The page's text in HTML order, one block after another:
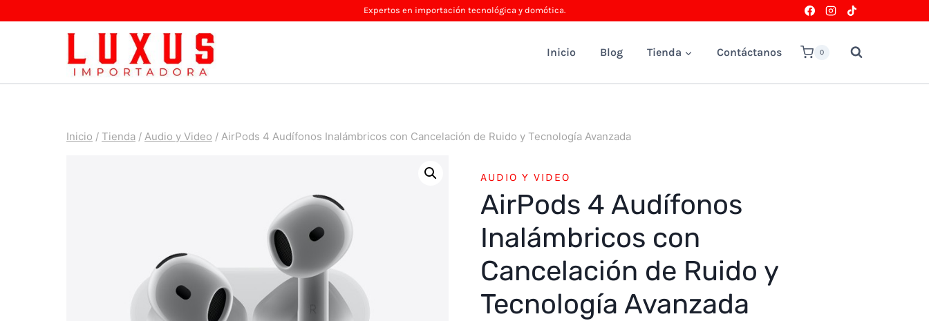
Expertos en importación tecnológica y domótica.
Inicio Blog Tienda Contáctanos 0
Inicio / Tienda / Audio y Video / AirPods 4 Audífonos Inalámbricos con Cancelación de Ruido y Tecnología Avanzada
AUDIO Y VIDEO
AirPods 4 Audífonos
Inalámbricos con
Cancelación de Ruido y
Tecnología Avanzada